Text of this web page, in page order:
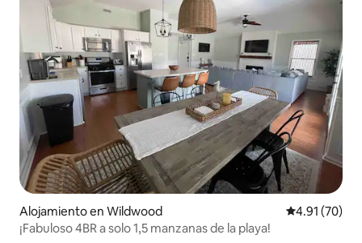
Alojamiento en Wildwood Calificación
4.91 (70)
¡Fabuloso 4BR a solo 1,5 manzanas de la playa!